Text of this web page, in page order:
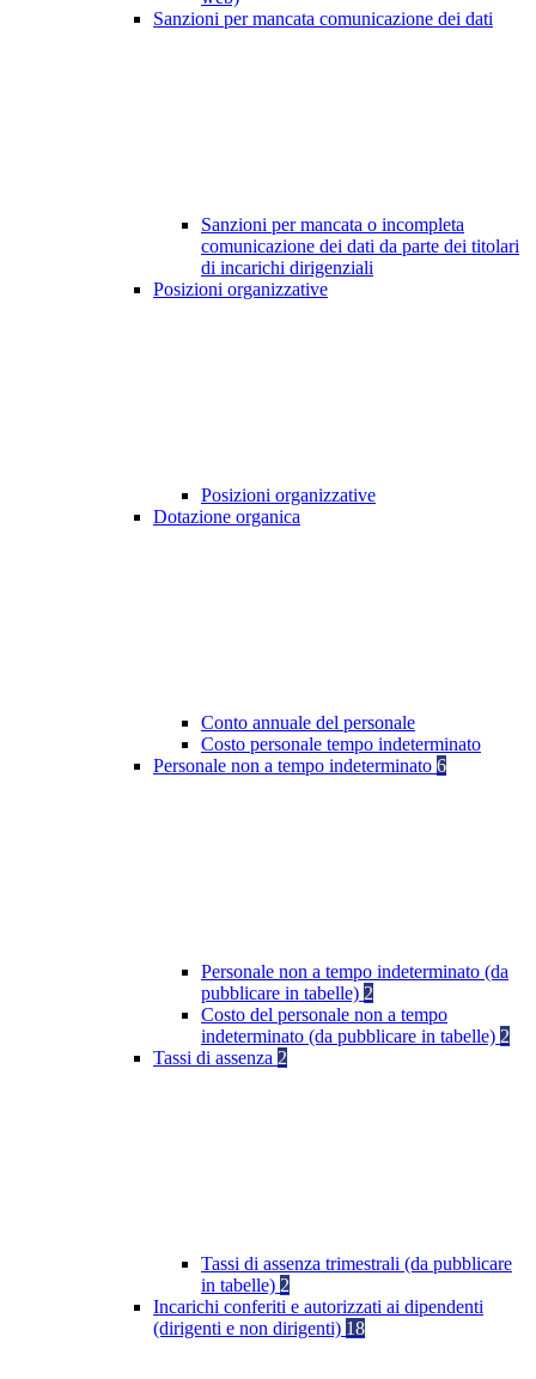
Sanzioni per mancata comunicazione dei dati
Sanzioni per mancata o incompleta
comunicazione dei dati da parte dei titolari
di incarichi dirigenziali
Posizioni organizzative
Posizioni organizzative
Dotazione organica
Conto annuale del personale
Costo personale tempo indeterminato
Personale non a tempo indeterminato 6
Personale non a tempo indeterminato (da
pubblicare in tabelle) 2
Costo del personale non a tempo
indeterminato (da pubblicare in tabelle) 2
Tassi di assenza 2
Tassi di assenza trimestrali (da pubblicare
in tabelle) 2
Incarichi conferiti e autorizzati ai dipendenti
(dirigenti e non dirigenti) 18